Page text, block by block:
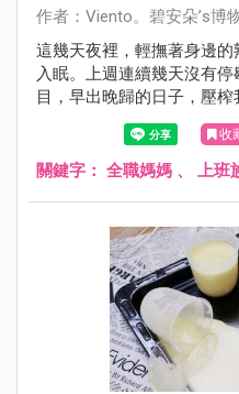
作者：Viento。碧安朵’s博
這幾天夜裡，輕撫著身邊
入眠。上週連續幾天沒有
目，早出晚歸的日子，壓榨
心情變得侷促不安。
收
關鍵字： 全職媽媽 、 上